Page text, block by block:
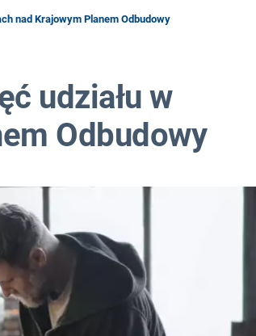
nad Krajowym Planem Odbudowy
udziału w
Odbudowy